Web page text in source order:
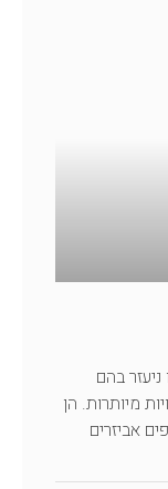
בהם
מיותרות. הן